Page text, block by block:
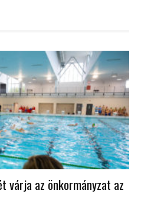
várja az önkormányzat az